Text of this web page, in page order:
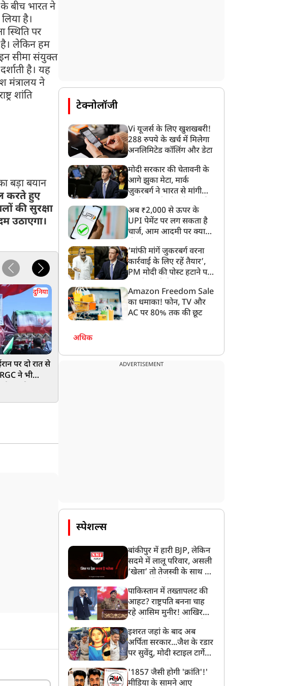
बीच भारत ने
है।
स्थिति पर
है। लेकिन हम
सीमा संयुक्त
है। यह
मंत्रालय ने
शांति
बड़ा बयान
करते हुए
की सुरक्षा
उठाएगा।
दुनिया
पर दो रात से
ने भी
दुनिया
रूस से तेल खरीदना पड़ेगा
नए बिल ने बढ़ाई चिंता
पाकिस्तान के खैबर पख्तूनख्वा
टेक्नोलॉजी
Vi यूजर्स के लिए खुशखबरी!
288 रुपये के खर्च में मिलेगा
अनलिमिटेड कॉलिंग और डेटा
मोदी सरकार की चेतावनी के
आगे झुका मेटा, मार्क
ज़ुकरबर्ग ने भारत से मांगी
अब ₹2,000 से ऊपर के
UPI पेमेंट पर लग सकता है
चार्ज, आम आदमी पर क्या
‘मांफी मांगें जुकरबर्ग वरना
कार्रवाई के लिए रहें तैयार’,
PM मोदी की पोस्ट हटाने पर
लगाई फटकार
Amazon Freedom Sale
का धमाका! फोन, TV और
AC पर 80% तक की छूट
अधिक
ADVERTISEMENT
स्पेशल्स
बांकीपुर में हारी BJP, लेकिन
सदमे में लालू परिवार, असली
‘खेला’ तो तेजस्वी के साथ हो
पाकिस्तान में तख्तापलट की
आहट? राष्ट्रपति बनना चाह
रहे आसिम मुनीर! आखिर
बनाया मोहरा?
इशरत जहां के बाद अब
अर्पिता सरकार...जैश के रडार
पर सुवेंदु, मोदी स्टाइल टार्गेट
बड़ा एक्शन!
'1857 जैसी होगी 'क्रांति'!'
मीडिया के सामने आए